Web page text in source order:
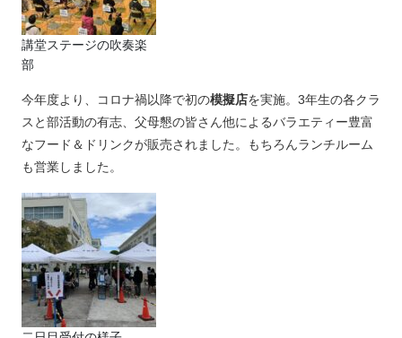
講堂ステージの吹奏楽
部
今年度より、コロナ禍以降で初の模擬店を実施。3年生の各クラ
スと部活動の有志、父母懇の皆さん他によるバラエティー豊富
なフード＆ドリンクが販売されました。もちろんランチルーム
も営業しました。